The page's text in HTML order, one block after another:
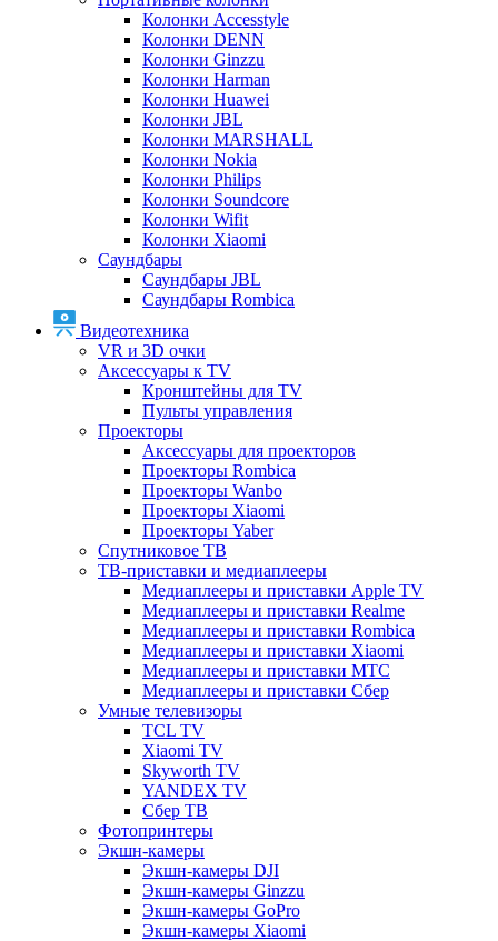
Колонки Accesstyle
Колонки DENN
Колонки Ginzzu
Колонки Harman
Колонки Huawei
Колонки JBL
Колонки MARSHALL
Колонки Nokia
Колонки Philips
Колонки Soundcore
Колонки Wifit
Колонки Xiaomi
Саундбары
Саундбары JBL
Саундбары Rombica
Видеотехника
VR и 3D очки
Аксессуары к TV
Кронштейны для TV
Пульты управления
Проекторы
Аксессуары для проекторов
Проекторы Rombica
Проекторы Wanbo
Проекторы Xiaomi
Проекторы Yaber
Спутниковое ТВ
ТВ-приставки и медиаплееры
Медиаплееры и приставки Apple TV
Медиаплееры и приставки Realme
Медиаплееры и приставки Rombica
Медиаплееры и приставки Xiaomi
Медиаплееры и приставки МТС
Медиаплееры и приставки Сбер
Умные телевизоры
TCL TV
Xiaomi TV
Skyworth TV
YANDEX TV
Сбер ТВ
Фотопринтеры
Экшн-камеры
Экшн-камеры DJI
Экшн-камеры Ginzzu
Экшн-камеры GoPro
Экшн-камеры Xiaomi